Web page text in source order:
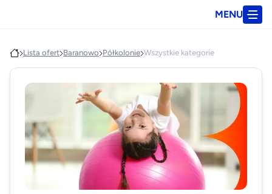
MENU
Lista ofert Baranowo Półkolonie Wszystkie kategorie